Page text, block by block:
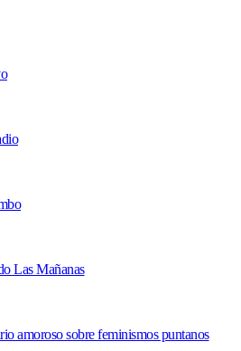
Las Mañanas
amoroso sobre feminismos puntanos